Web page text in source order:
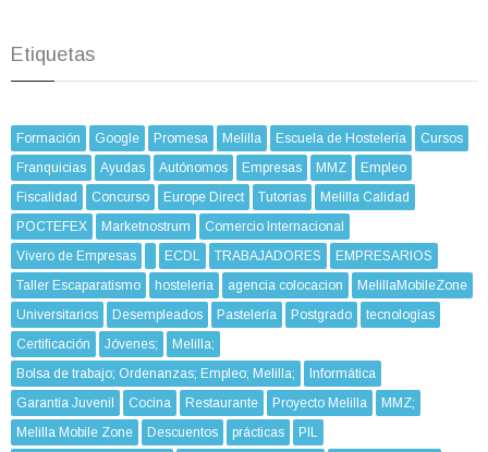
Etiquetas
Formación Google Promesa Melilla Escuela de Hostelería
Cursos
Franquicias
Ayudas Autónomos Empresas MMZ
Empleo
Fiscalidad
Concurso Europe Direct Tutorías
Melilla Calidad
POCTEFEX
Marketnostrum
Comercio Internacional
Vivero de Empresas
ECDL TRABAJADORES
EMPRESARIOS
Taller Escaparatismo
hosteleria agencia colocacion
MelillaMobileZone
Universitarios
Desempleados Pastelería Postgrado
tecnologías
Certificación
Jóvenes;
Melilla;
Bolsa de trabajo; Ordenanzas; Empleo; Melilla;
Informática
Garantía Juvenil
Cocina Restaurante Proyecto Melilla
MMZ;
Melilla Mobile Zone
Descuentos prácticas
PIL